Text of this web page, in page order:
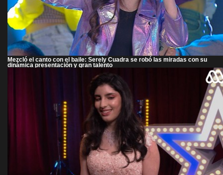
Mezcló el canto con el baile: Serely Cuadra se robó las miradas con su
dinámica presentación y gran talento